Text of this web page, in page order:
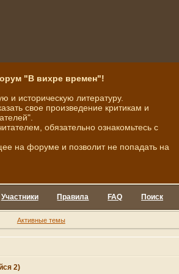
"В вихре времен"!
и историческую литературу.
свое произведение критикам и
обязательно ознакомьтесь с
на форуме и позволит не попадать на
Участники Правила FAQ Поиск
Активные темы
2)